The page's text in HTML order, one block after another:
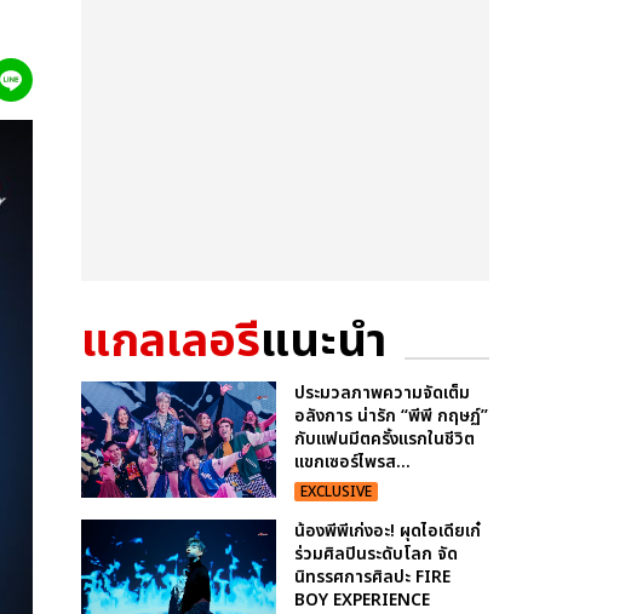
แกลเลอรีแนะนำ
ประมวลภาพความจัดเต็ม
อลังการ น่ารัก “พีพี กฤษฏ์”
กับแฟนมีตครั้งแรกในชีวิต
แขกเซอร์ไพรส...
EXCLUSIVE
น้องพีพีเก่งอะ! ผุดไอเดียเก๋
ร่วมศิลปินระดับโลก จัด
นิทรรศการศิลปะ FIRE
BOY EXPERIENCE